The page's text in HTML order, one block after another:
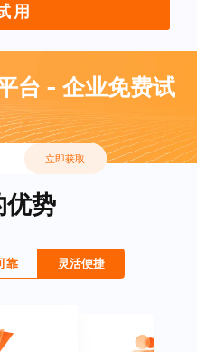
用
台 - 企业免费试
立即获取
优势
靠 灵活便捷